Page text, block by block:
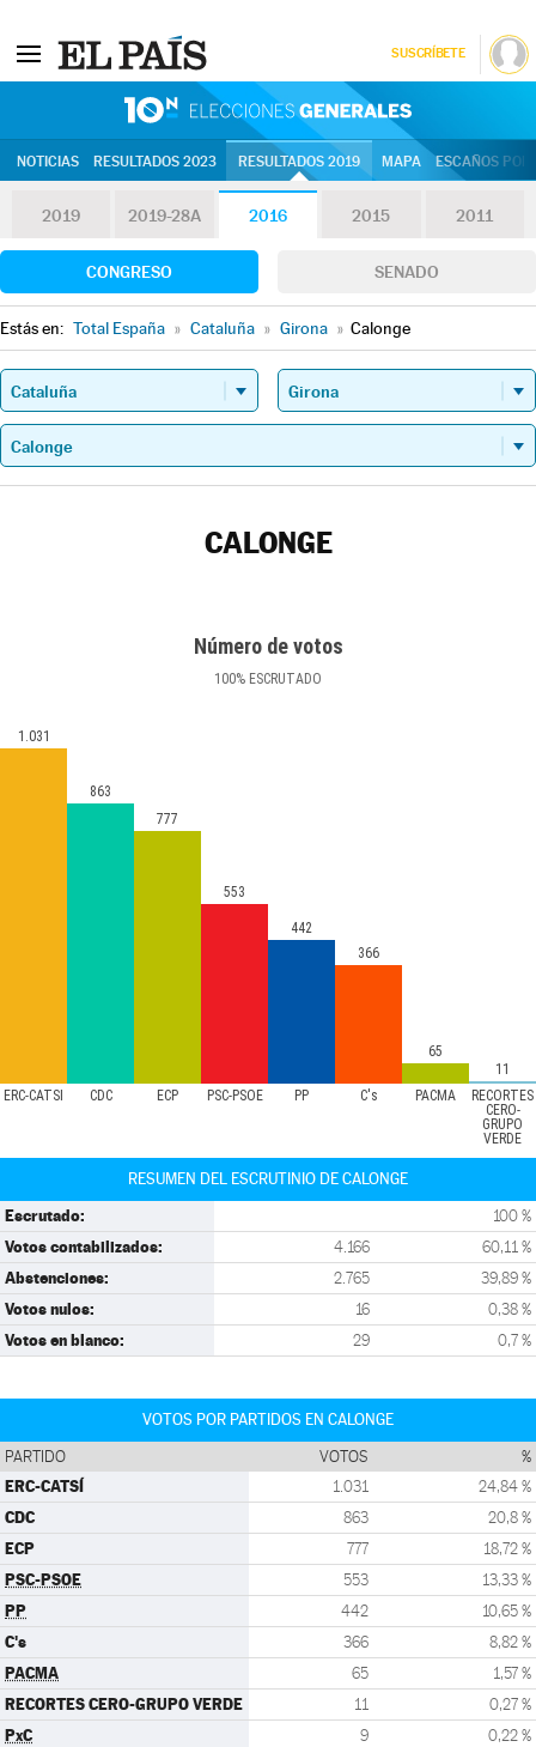
SUSCRÍBETE
NOTICIAS RESULTADOS 2023 RESULTADOS 2019 MAPA ESCAÑOS
2019 2019-28A 2016 2015 2011
CONGRESO SENADO
Estás en: Total España » Cataluña » Girona » Calonge
CALONGE
Número de votos
100% ESCRUTADO
ERC-CATSÍ CDC ECP PSC-PSOE PP C's PACMA
RECORTES
CERO-
GRUPO
VERDE
1.031
863
777
553
442
366
65
11
RESUMEN DEL ESCRUTINIO DE CALONGE
Escrutado: 100 %
Votos contabilizados: 4.166 60,11 %
Abstenciones: 2.765 39,89 %
Votos nulos: 16 0,38 %
Votos en blanco: 29 0,7 %
VOTOS POR PARTIDOS EN CALONGE
PARTIDO VOTOS %
ERC-CATSÍ 1.031 24,84 %
CDC 863 20,8 %
ECP 777 18,72 %
PSC-PSOE 553 13,33 %
PP 442 10,65 %
C's 366 8,82 %
PACMA 65 1,57 %
RECORTES CERO-GRUPO VERDE 11 0,27 %
PxC 9 0,22 %